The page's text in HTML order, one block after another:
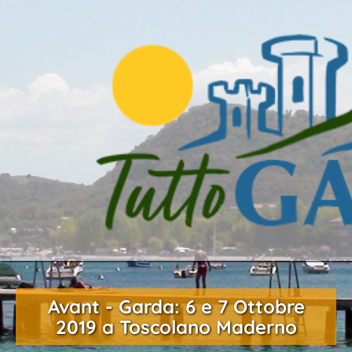
Avant - Garda: 6 e 7 Ottobre
2019 a Toscolano Maderno